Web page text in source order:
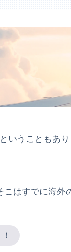
いうこともあ
はすでに海外